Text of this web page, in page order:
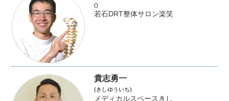
()
若石DRT整体サロン楽笑
貴志勇一
(きしゆういち)
メディカルスペースきし